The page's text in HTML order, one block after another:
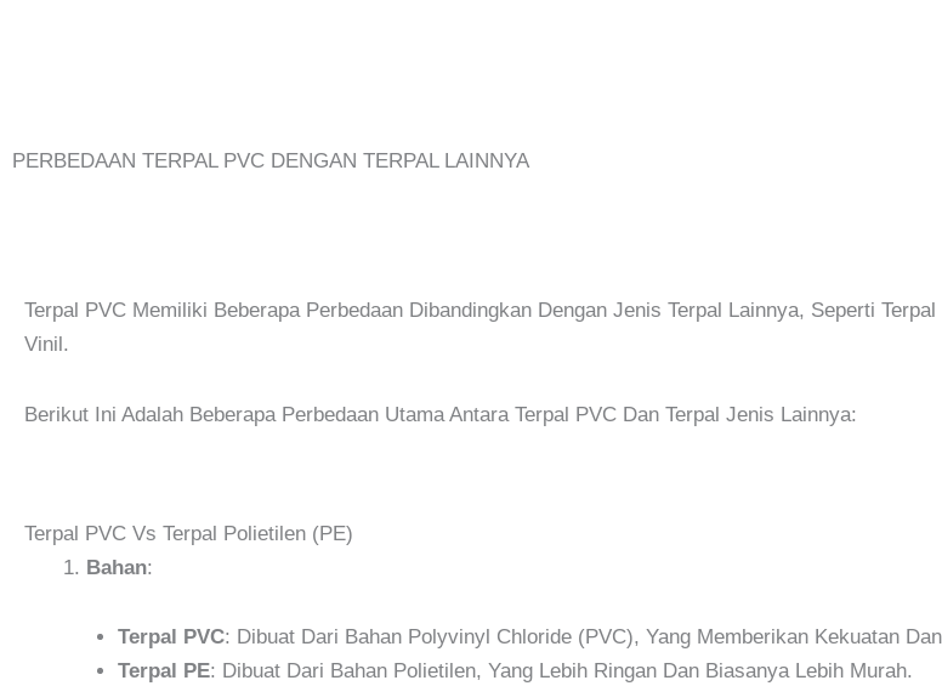
PERBEDAAN TERPAL PVC DENGAN TERPAL LAINNYA
Terpal PVC Memiliki Beberapa Perbedaan Dibandingkan Dengan Jenis Terpal Lainnya, Seperti
Vinil.
Berikut Ini Adalah Beberapa Perbedaan Utama Antara Terpal PVC Dan Terpal Jenis Lainnya:
Terpal PVC Vs Terpal Polietilen (PE)
Bahan:
Terpal PVC: Dibuat Dari Bahan Polyvinyl Chloride (PVC), Yang Memberikan Kekuatan
Terpal PE: Dibuat Dari Bahan Polietilen, Yang Lebih Ringan Dan Biasanya Lebih Murah.